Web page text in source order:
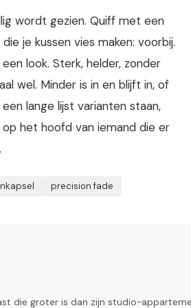
wordt gezien. Quiff met een
je kussen vies maken: voorbij.
look. Sterk, helder, zonder
wel. Minder is in en blijft in, of
lange lijst varianten staan,
het hoofd van iemand die er
precision fade
die groter is dan zijn studio-